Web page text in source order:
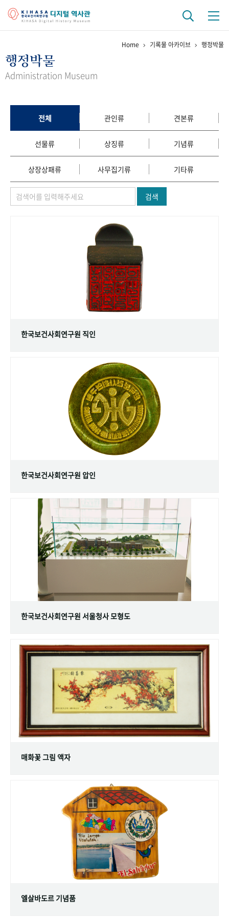
걸어온 길 기관 변천사
정책과 연구 키워드로 보는 연구 역사
연구자들
간행물 변천사
기록물 아카이브
사진 아카이브 문서 기록물 행정박물 영상 기록물
숫자로 보는 50년 50+1
Home 기록물 아카이브 행정박물
행정박물
Administration Museum
전체 관인류 견본류
선물류 상징류 기념류
상장상패류 사무집기류 기타류
검색
한국보건사회연구원 직인
한국보건사회연구원 압인
한국보건사회연구원 서울청사 모형도
매화꽃 그림 액자
엘살바도르 기념품